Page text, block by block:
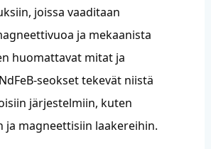
joissa vaaditaan
ja mekaanista
huomattavat mitat ja
seokset tekevät niistä
järjestelmiin, kuten
ja magneettisiin laakereihin.